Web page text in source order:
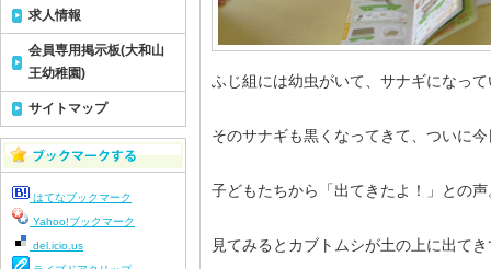
ふじ組には幼虫がいて、サナギになっ
そのサナギも黒くなってきて、ついに
子どもたちから「出てきたよ！」との声
見てみるとカブトムシが土の上に出て
求人情報
会員専用掲示板(大和山
王幼稚園)
サイトマップ
はてなブックマーク
Yahoo!ブックマーク
del.icio.us